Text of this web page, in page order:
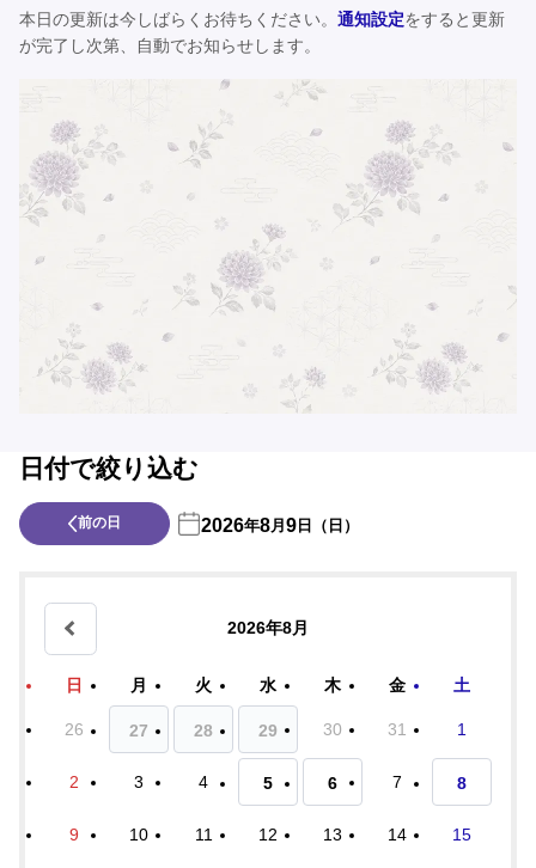
本日の更新は今しばらくお待ちください。 通知設定をすると更新
が完了し次第、自動でお知らせします。
日付で絞り込む
前の日 2026年8月 9 日（日）
2026年8月
日 月 火 水 木 金 土
26 27 28 29 30 31 1
2 3 4 5 6 7 8
9 10 11 12 13 14 15